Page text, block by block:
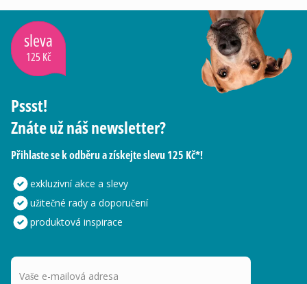
sleva
125 Kč
Pssst!
Znáte už náš newsletter?
Přihlaste se k odběru a získejte slevu 125 Kč*!
exkluzivní akce a slevy
užitečné rady a doporučení
produktová inspirace
Vaše e-mailová adresa